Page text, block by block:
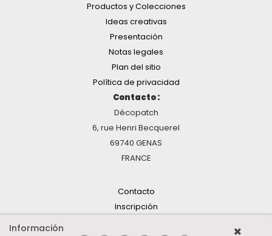
Productos y Colecciones
Ideas creativas
Presentación
Notas legales
Plan del sitio
Política de privacidad
Contacto :
Décopatch
6, rue Henri Becquerel
69740 GENAS
FRANCE
Contacto
Inscripción
Información